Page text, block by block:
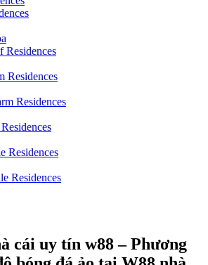
Residences
Residences
Residences
Residences
Residences
cái uy tín w88 – Phương